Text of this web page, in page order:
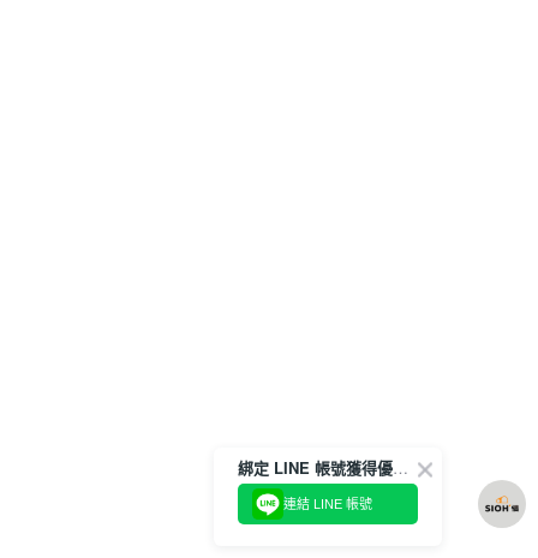
綁定 LINE 帳號獲得優惠券！
連結 LINE 帳號